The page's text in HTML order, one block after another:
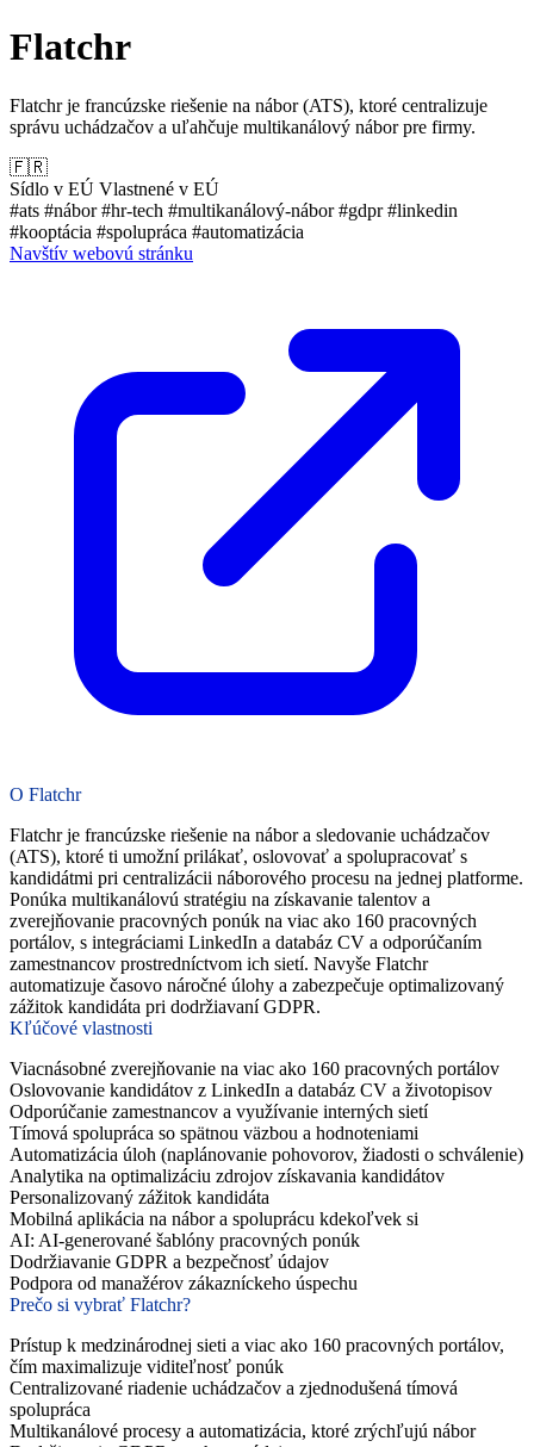
Flatchr
Flatchr je francúzske riešenie na nábor (ATS), ktoré centralizuje
správu uchádzačov a uľahčuje multikanálový nábor pre firmy.
🇫🇷
Sídlo v EÚ Vlastnené v EÚ
#ats #nábor#hr-tech #multikanálový-nábor#gdpr#linkedin
#kooptácia #spolupráca #automatizácia
Navštív webovú stránku
O Flatchr
Flatchr je francúzske riešenie na nábor a sledovanie uchádzačov
(ATS), ktoré ti umožní prilákať, oslovovať a spolupracovať s
kandidátmi pri centralizácii náborového procesu na jednej platforme.
Ponúka multikanálovú stratégiu na získavanie talentov a
zverejňovanie pracovných ponúk na viac ako 160 pracovných
portálov, s integráciami LinkedIn a databáz CV a odporúčaním
zamestnancov prostredníctvom ich sietí. Navyše Flatchr
automatizuje časovo náročné úlohy a zabezpečuje optimalizovaný
zážitok kandidáta pri dodržiavaní GDPR.
Kľúčové vlastnosti
Viacnásobné zverejňovanie na viac ako 160 pracovných portálov
Oslovovanie kandidátov z LinkedIn a databáz CV a životopisov
Odporúčanie zamestnancov a využívanie interných sietí
Tímová spolupráca so spätnou väzbou a hodnoteniami
Automatizácia úloh (naplánovanie pohovorov, žiadosti o schválenie)
Analytika na optimalizáciu zdrojov získavania kandidátov
Personalizovaný zážitok kandidáta
Mobilná aplikácia na nábor a spoluprácu kdekoľvek si
AI: AI-generované šablóny pracovných ponúk
Dodržiavanie GDPR a bezpečnosť údajov
Podpora od manažérov zákazníckeho úspechu
Prečo si vybrať Flatchr?
Prístup k medzinárodnej sieti a viac ako 160 pracovných portálov,
čím maximalizuje viditeľnosť ponúk
Centralizované riadenie uchádzačov a zjednodušená tímová
spolupráca
Multikanálové procesy a automatizácia, ktoré zrýchľujú nábor